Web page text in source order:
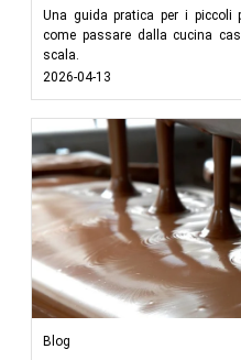
Una guida pratica per i piccoli
come passare dalla cucina
scala.
2026-04-13
Blog